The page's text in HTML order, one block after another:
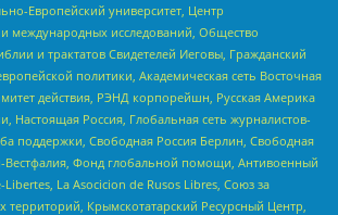
Европейский университет, Центр
международных исследований, Общество
и трактатов Свидетелей Иеговы, Гражданский
политики, Академическая сеть Восточная
действия, РЭНД корпорейшн, Русская Америка
Настоящая Россия, Глобальная сеть журналистов-
поддержки, Свободная Россия Берлин, Свободная
Вестфалия, Фонд глобальной помощи, Антивоенный
Libertes, La Asocicion de Rusos Libres, Союз за
территорий, Крымскотатарский Ресурсный Центр,